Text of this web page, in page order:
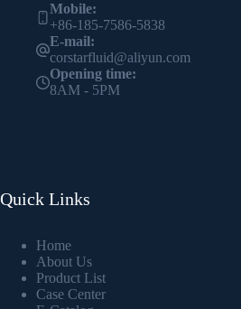
Mobile:
+86-185-7586-5838
E-mail:
corstarfluid@aliyun.com
Opening time:
8AM - 5PM
Quick Links
Home
About Us
Product List
Case Center